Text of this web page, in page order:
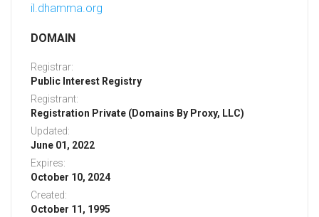
il.dhamma.org
DOMAIN
Registrar:
Public Interest Registry
Registrant:
Registration Private (Domains By Proxy, LLC)
Updated:
June 01, 2022
Expires:
October 10, 2024
Created:
October 11, 1995